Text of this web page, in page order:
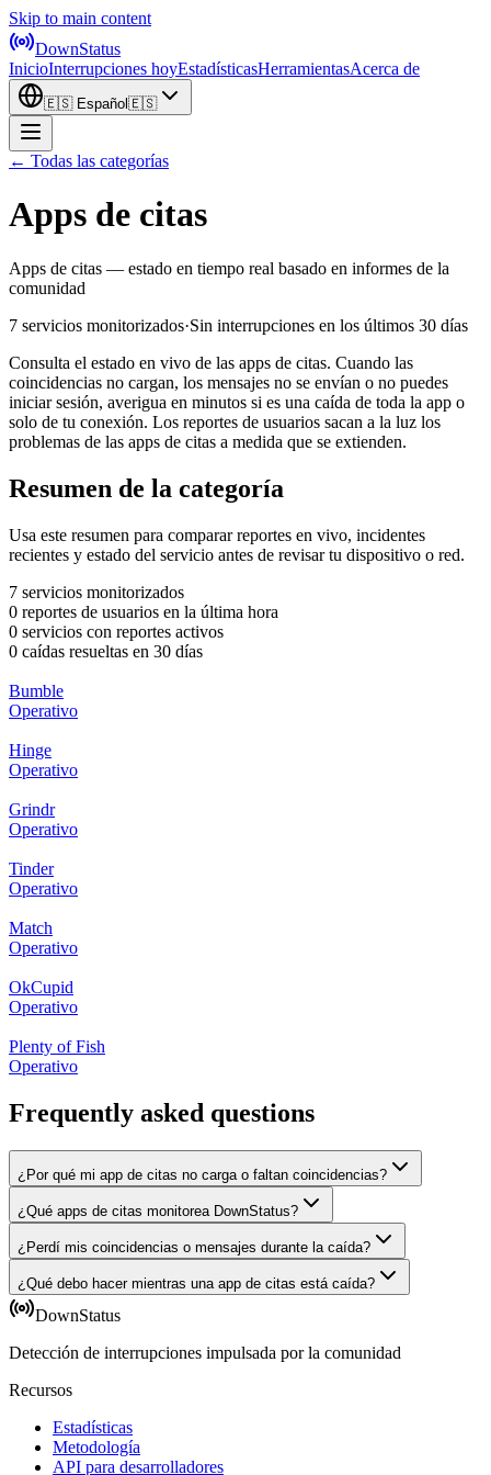
Skip to main content
DownStatus
InicioInterrupciones hoyEstadísticasHerramientasAcerca de
🇪🇸 Español 🇪🇸
← Todas las categorías
Apps de citas
Apps de citas — estado en tiempo real basado en informes de la
comunidad
7 servicios monitorizados·Sin interrupciones en los últimos 30 días
Consulta el estado en vivo de las apps de citas. Cuando las
coincidencias no cargan, los mensajes no se envían o no puedes
iniciar sesión, averigua en minutos si es una caída de toda la app o
solo de tu conexión. Los reportes de usuarios sacan a la luz los
problemas de las apps de citas a medida que se extienden.
Resumen de la categoría
Usa este resumen para comparar reportes en vivo, incidentes
recientes y estado del servicio antes de revisar tu dispositivo o red.
7 servicios monitorizados
0 reportes de usuarios en la última hora
0 servicios con reportes activos
0 caídas resueltas en 30 días
Bumble
Operativo
Hinge
Operativo
Grindr
Operativo
Tinder
Operativo
Match
Operativo
OkCupid
Operativo
Plenty of Fish
Operativo
Frequently asked questions
¿Por qué mi app de citas no carga o faltan coincidencias?
¿Qué apps de citas monitorea DownStatus?
¿Perdí mis coincidencias o mensajes durante la caída?
¿Qué debo hacer mientras una app de citas está caída?
DownStatus
Detección de interrupciones impulsada por la comunidad
Recursos
Estadísticas
Metodología
API para desarrolladores